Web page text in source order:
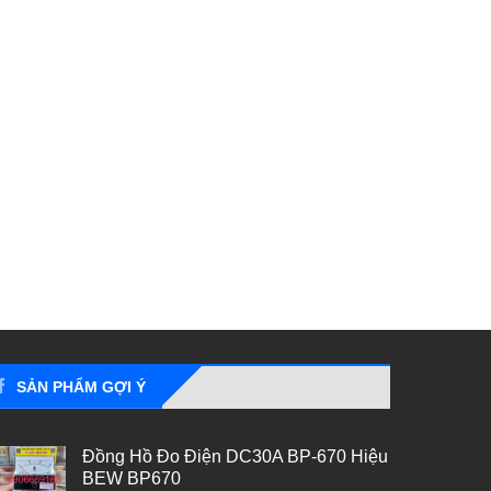
SẢN PHẨM GỢI Ý
Đồng Hồ Đo Điện DC30A BP-670 Hiệu
BEW BP670